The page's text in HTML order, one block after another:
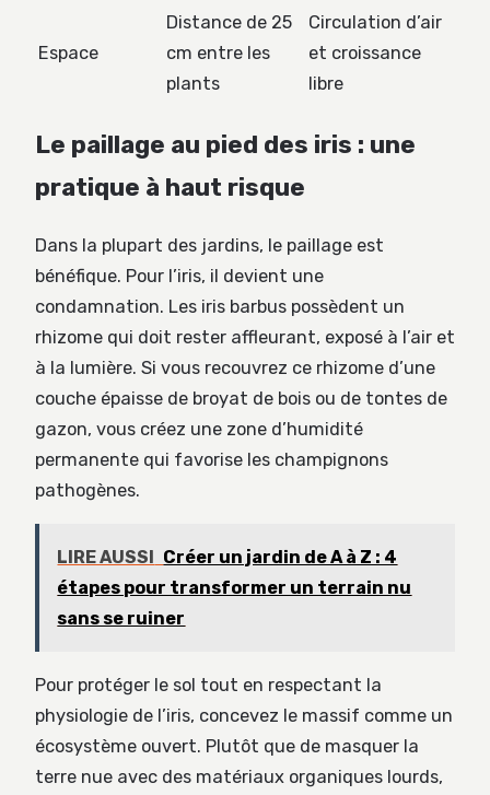
Espace
Distance de 25
cm entre les
plants
Circulation d’air
et croissance
libre
Le paillage au pied des iris : une
pratique à haut risque
Dans la plupart des jardins, le paillage est
bénéfique. Pour l’iris, il devient une
condamnation. Les iris barbus possèdent un
rhizome qui doit rester affleurant, exposé à l’air et
à la lumière. Si vous recouvrez ce rhizome d’une
couche épaisse de broyat de bois ou de tontes de
gazon, vous créez une zone d’humidité
permanente qui favorise les champignons
pathogènes.
LIRE AUSSI Créer un jardin de A à Z : 4
étapes pour transformer un terrain nu
sans se ruiner
Pour protéger le sol tout en respectant la
physiologie de l’iris, concevez le massif comme un
écosystème ouvert. Plutôt que de masquer la
terre nue avec des matériaux organiques lourds,